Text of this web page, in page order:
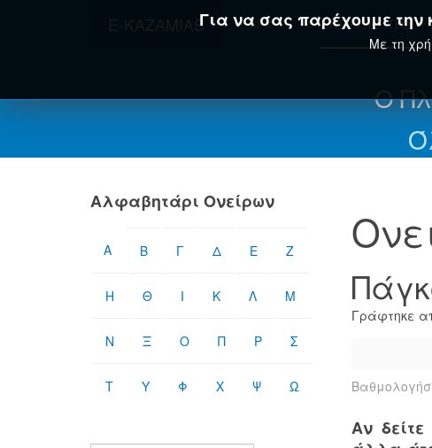
E-KAZAMIASΓια να σας παρέχουμε την
Με τη
ΑΡΧΙΚΉ ΟΝΕΙΡΟΚΡΊΤΗΣ
Ο
Γράφτηκε
Αν
Αλφαβητάρι Ονείρων
Α Β Γ Δ Ε Ζ
Η Θ Ι Κ Λ Μ
Ν Ξ Ο Π Ρ Σ
Τ Υ Φ Χ Ψ Ω